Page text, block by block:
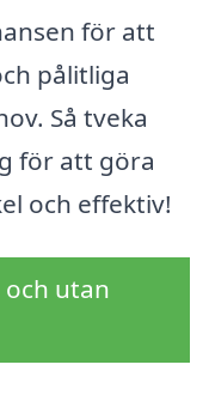
för att
pålitliga
Så tveka
för att göra
och effektiv!
utan